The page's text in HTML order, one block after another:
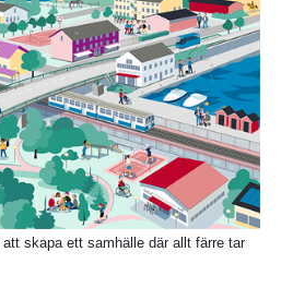
skapa ett samhälle där allt färre tar